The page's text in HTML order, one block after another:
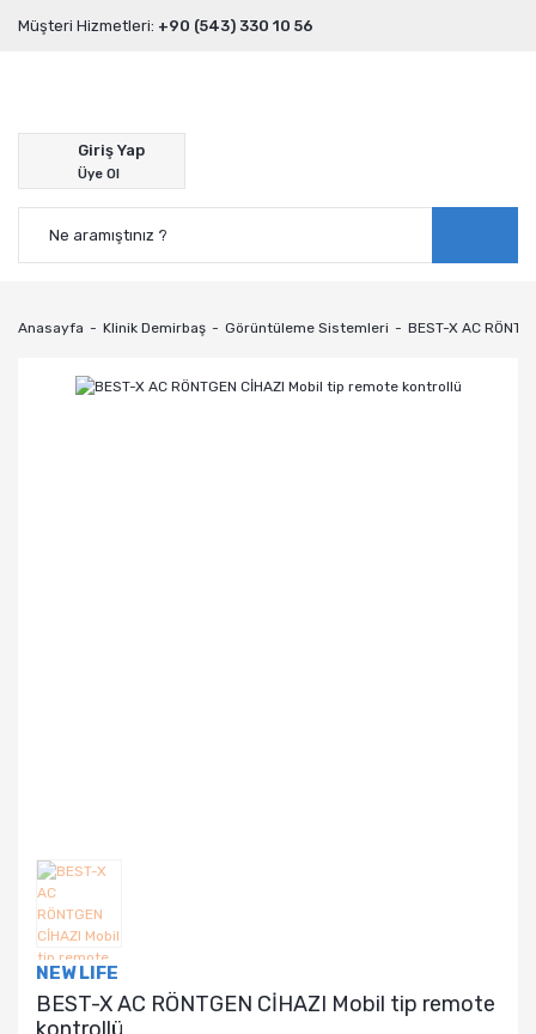
Müşteri Hizmetleri: +90 (543) 330 10 56
Giriş Yap
Üye Ol
Anasayfa Klinik Demirbaş Görüntüleme Sistemleri BEST-X AC
NEW LIFE
BEST-X AC RÖNTGEN CİHAZI Mobil tip remote